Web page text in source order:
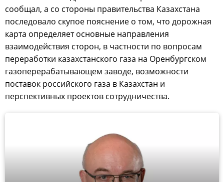
сообщал, а со стороны правительства Казахстана
последовало скупое пояснение о том, что дорожная
карта определяет основные направления
взаимодействия сторон, в частности по вопросам
переработки казахстанского газа на Оренбургском
газоперерабатывающем заводе, возможности
поставок российского газа в Казахстан и
перспективных проектов сотрудничества.